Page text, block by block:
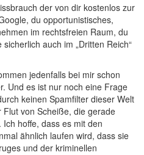
der von dir kostenlos zur
du opportunistisches,
im rechtsfreien Raum, du
auch im „Dritten Reich“
jedenfalls bei mir schon
Und es ist nur noch eine Frage
keinen Spamfilter dieser Welt
von Scheiße, die gerade
hoffe, dass es mit den
ähnlich laufen wird, dass sie
und der kriminellen